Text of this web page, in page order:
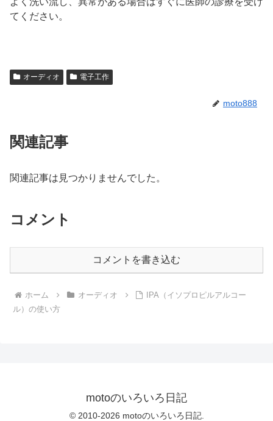
てください。
オーディオ 電子工作
moto888
関連記事
関連記事は見つかりませんでした。
コメント
コメントを書き込む
ホーム オーディオ
IPA（イソプロピルアルコー
ル）の使い方
motoのいろいろ日記
© 2010-2026 motoのいろいろ日記.